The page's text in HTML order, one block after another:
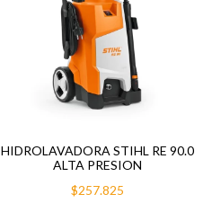
HIDROLAVADORA STIHL RE 90.0
ALTA PRESION
$257.825